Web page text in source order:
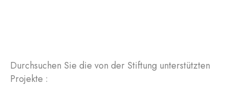
Durchsuchen Sie die von der Stiftung unterstützten
Projekte :